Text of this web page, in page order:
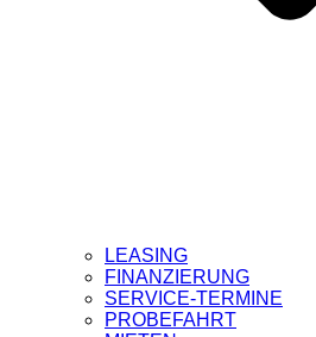
LEASING
FINANZIERUNG
SERVICE-TERMINE
PROBEFAHRT